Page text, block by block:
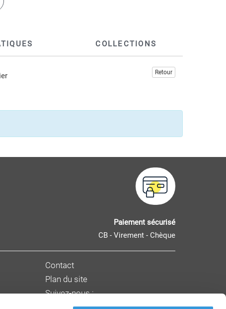
COLLECTIONS
Retour
Paiement sécurisé
CB - Virement - Chèque
Contact
Plan du site
Suivez-nous :